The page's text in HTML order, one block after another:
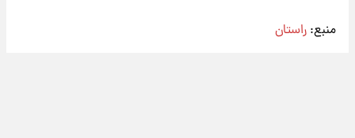
منبع: راستان